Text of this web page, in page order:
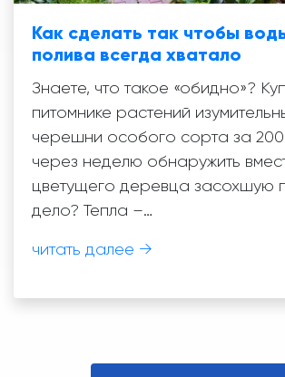
Как сделать так чтобы
полива всегда хватало
Знаете, что такое «обидно»?
питомнике растений
черешни особого сорта за
через неделю обнаружить
цветущего деревца засохшую
дело? Тепла –…
читать далее →